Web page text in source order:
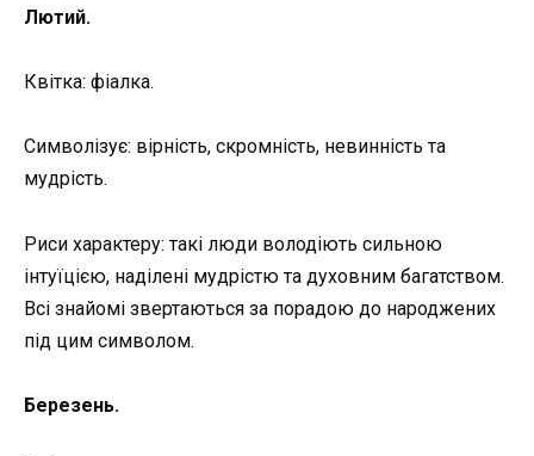
Лютий.
Квітка: фіалка.
Символізує: вірність, скромність, невинність та
мудрість.
Риси характеру: такі люди володіють сильною
інтуїцією, наділені мудрістю та духовним багатством.
Всі знайомі звертаються за порадою до народжених
під цим символом.
Березень.